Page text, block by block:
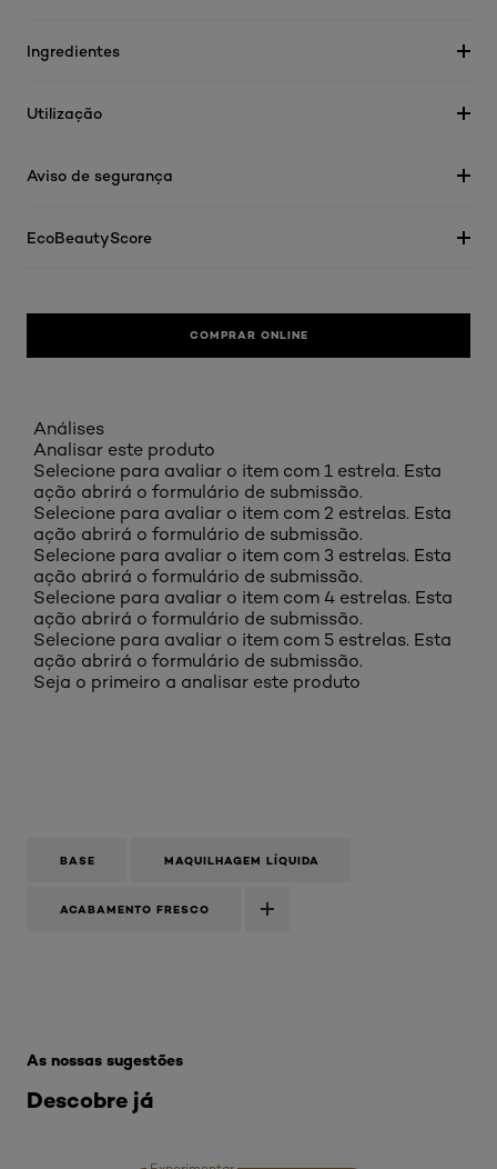
Ingredientes
Utilização
Aviso de segurança
EcoBeautyScore
COMPRAR ONLINE
Análises
Analisar este produto
Selecione para avaliar o item com 1 estrela. Esta
ação abrirá o formulário de submissão.
Selecione para avaliar o item com 2 estrelas. Esta
ação abrirá o formulário de submissão.
Selecione para avaliar o item com 3 estrelas. Esta
ação abrirá o formulário de submissão.
Selecione para avaliar o item com 4 estrelas. Esta
ação abrirá o formulário de submissão.
Selecione para avaliar o item com 5 estrelas. Esta
ação abrirá o formulário de submissão.
Seja o primeiro a analisar este produto
BASE MAQUILHAGEM LÍQUIDA
ACABAMENTO FRESCO
Descobre já
As nossas sugestões